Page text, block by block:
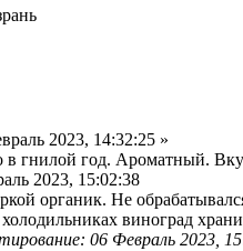
2023, 14:32:25 »
гнилой год. Ароматный.
2023, 15:02:38
органик. Не
виноград
06 Февраль 2023,